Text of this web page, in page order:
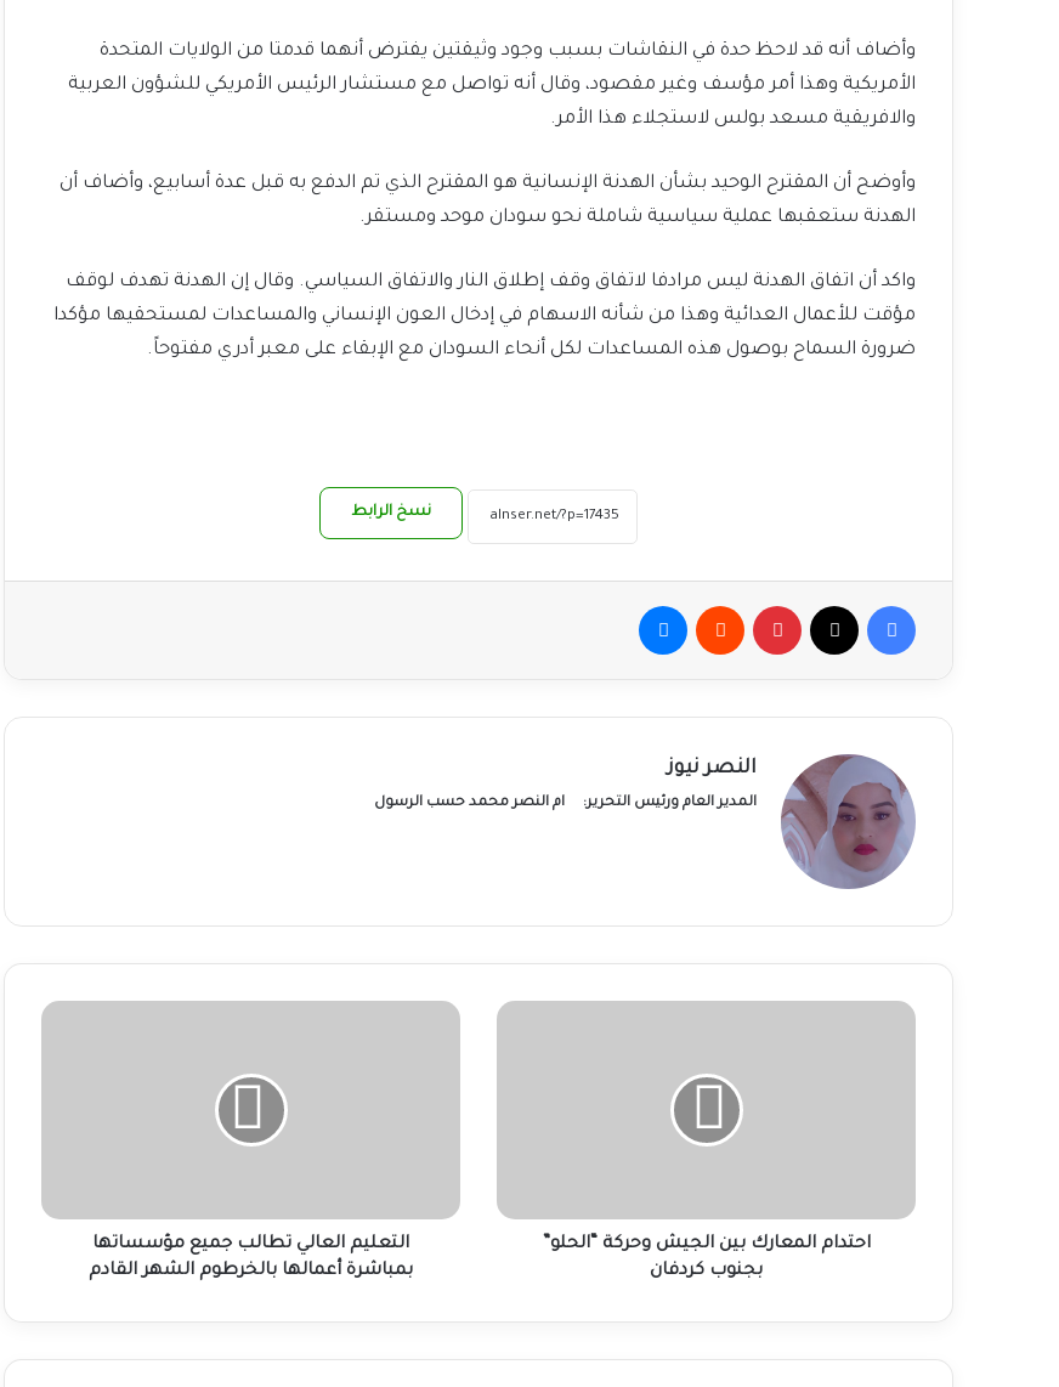
وأضاف أنه قد لاحظ حدة في النقاشات بسبب وجود وثيقتين يفترض أنهما قدمتا من الولايات المتحدة
الأمريكية وهذا أمر مؤسف وغير مقصود، وقال أنه تواصل مع مستشار الرئيس الأمريكي للشؤون العربية
والافريقية مسعد بولس لاستجلاء هذا الأمر.
وأوضح أن المقترح الوحيد بشأن الهدنة الإنسانية هو المقترح الذي تم الدفع به قبل عدة أسابيع، وأضاف أن
الهدنة ستعقبها عملية سياسية شاملة نحو سودان موحد ومستقر.
واكد أن اتفاق الهدنة ليس مرادفا لاتفاق وقف إطلاق النار والاتفاق السياسي. وقال إن الهدنة تهدف لوقف
مؤقت للأعمال العدائية وهذا من شأنه الاسهام في إدخال العون الإنساني والمساعدات لمستحقيها مؤكدا
ضرورة السماح بوصول هذه المساعدات لكل أنحاء السودان مع الإبقاء على معبر أدري مفتوحاً.
نسخ الرابط
فيسبوك بينتيريست
النصر نيوز
المدير العام ورئيس التحرير: ام النصر محمد حسب الرسول
احتدام
احتدام المعارك بين الجيش وحركة “الحلو”
بجنوب كردفان
التعليم
الشهر
التعليم العالي تطالب جميع مؤسساتها
بمباشرة أعمالها بالخرطوم الشهر القادم